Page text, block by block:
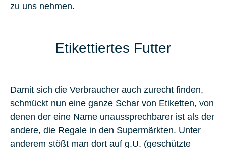
zu uns nehmen.
Etikettiertes Futter
Damit sich die Verbraucher auch zurecht finden,
schmückt nun eine ganze Schar von Etiketten, von
denen der eine Name unaussprechbarer ist als der
andere, die Regale in den Supermärkten. Unter
anderem stößt man dort auf g.U. (geschützte